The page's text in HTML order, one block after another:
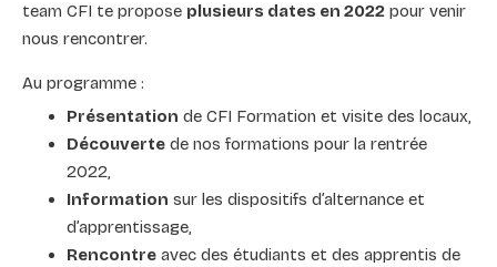
team CFI te propose plusieurs dates en 2022 pour venir
nous rencontrer.
Au programme :
Présentation de CFI Formation et visite des locaux,
Découverte de nos formations pour la rentrée
2022,
Information sur les dispositifs d’alternance et
d’apprentissage,
Rencontre avec des étudiants et des apprentis de